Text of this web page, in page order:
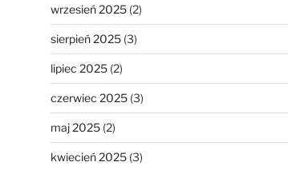
wrzesień 2025(2)
sierpień 2025(3)
lipiec 2025(2)
czerwiec 2025(3)
maj 2025(2)
kwiecień 2025(3)